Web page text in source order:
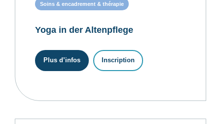
Soins & encadrement & thérapie
Yoga in der Altenpflege
Plus d’infos Inscription